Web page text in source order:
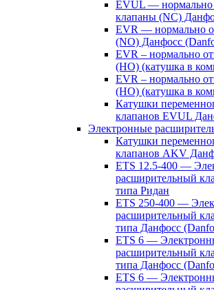
EVUL — нормально
клапаны (NC)
EVR — нормально
(NO) Данфосс
EVR – нормально
(НО) (катушка в
EVR – нормально
(НО) (катушка в
Катушки
клапанов EVUL
Электронные
Катушки
клапанов AKV
ETS 12.5-400 —
расширительный
типа Ридан
ETS 250-400 —
расширительный
типа Данфосс
ETS 6 —
расширительный
типа Данфосс
ETS 6 —